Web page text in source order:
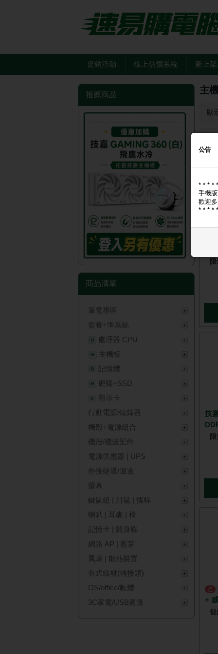
促銷活動 線上估價系統 新上
推薦商品
商品清單
筆電專區
套餐+準系統
U 處理器 CPU
M 主機板
R 記憶體
H 硬碟+SSD
V
顯示卡
行動電源/燒錄器
機殼+電源組合
機殼/機殼配件
電源供應器 | UPS
外接硬碟/週邊
螢幕
鍵鼠組 | 滑鼠 | 搖桿
喇叭 | 耳麥 | 椅
記憶卡 | 隨身碟
網路 AP | 藍芽
風扇 | 散熱裝置
各式線材(轉接頭)
OS/office/軟體
3C家電/USB週邊
主
顯
技
促
+
促
公告
* * * *
手機版
歡迎多
* * * *